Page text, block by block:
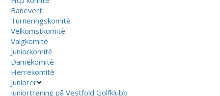
Banevert
Turneringskomitè
Velkomstkomitè
Valgkomitè
Juniorkomitè
Damekomitè
Herrekomitè
Juniorer
Juniortrening på Vestfold Golfklubb